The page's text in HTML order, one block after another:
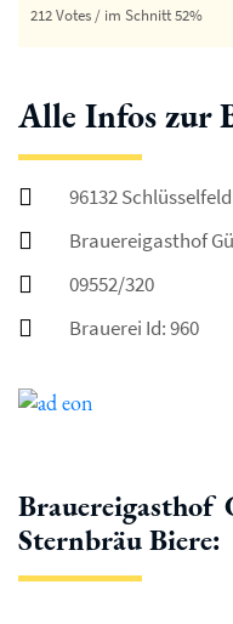
212 Votes / im Schnitt 52%
Alle Infos zur
96132
Brauereigasthof
09552/320
Brauerei Id: 960
Brauereigasthof
Sternbräu Biere: